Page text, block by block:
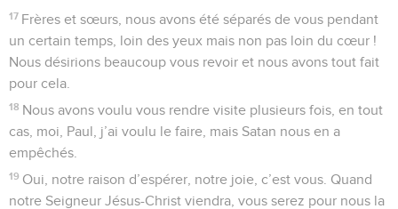
17 Frères et sœurs, nous avons été séparés de vous pendant
un certain temps, loin des yeux mais non pas loin du cœur !
Nous désirions beaucoup vous revoir et nous avons tout fait
pour cela.
18 Nous avons voulu vous rendre visite plusieurs fois, en tout
cas, moi, Paul, j’ai voulu le faire, mais Satan nous en a
empêchés.
19 Oui, notre raison d’espérer, notre joie, c’est vous. Quand
notre Seigneur Jésus-Christ viendra, vous serez pour nous la